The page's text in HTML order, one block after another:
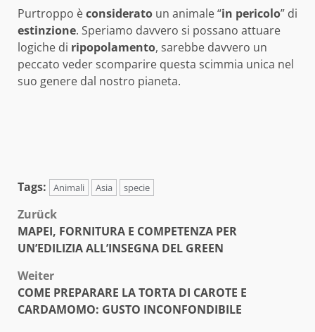
Purtroppo èconsiderato un animale “in pericolo” di
estinzione. Speriamo davvero si possano attuare
logiche di ripopolamento, sarebbe davvero un
peccato veder scomparire questa scimmia unica nel
suo genere dal nostro pianeta.
Tags: Animali Asia specie
Beitragsnavigation
Zurück
MAPEI, FORNITURA E COMPETENZA PER
UN’EDILIZIA ALL’INSEGNA DEL GREEN
Weiter
COME PREPARARE LA TORTA DI CAROTE E
CARDAMOMO: GUSTO INCONFONDIBILE